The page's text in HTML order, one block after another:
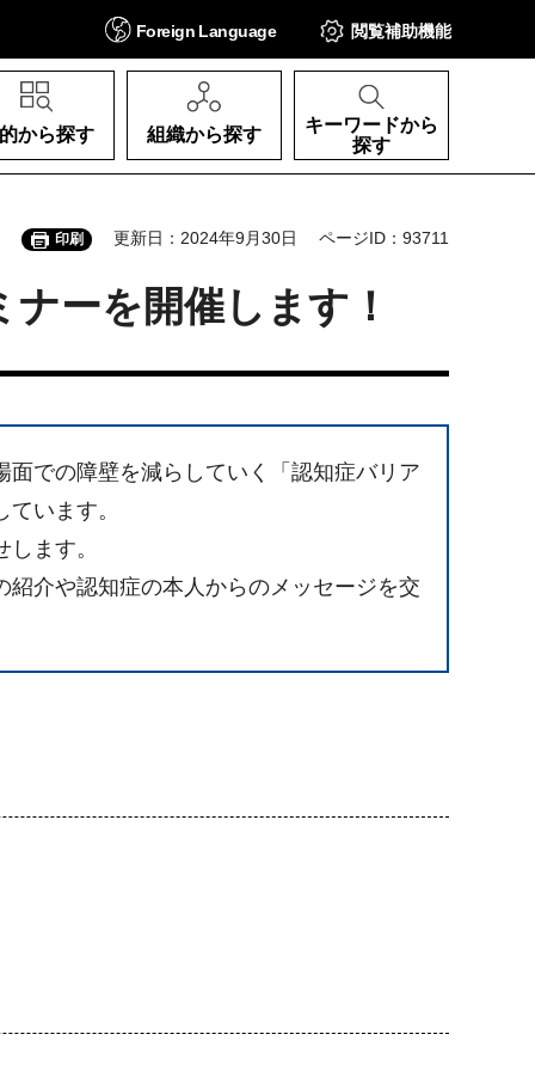
Foreign Language 閲覧補助機能
から探す 組織から探す
キーワードから
探す
印刷 更新日：2024年9月30日 ページID：93711
ーを開催します！
での障壁を減らしていく「認知症バリア
います。
ます。
介や認知症の本人からのメッセージを交